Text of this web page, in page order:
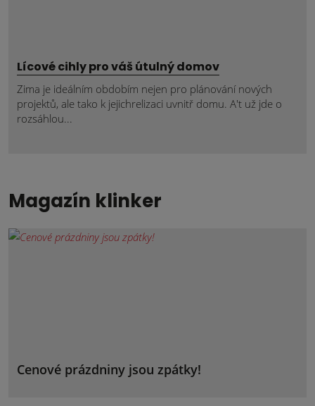
Lícové cihly pro váš útulný domov
Zima je ideálním obdobím nejen pro plánování nových
projektů, ale tako k jejichrelizaci uvnitř domu. A't už jde o
rozsáhlou...
Magazín klinker
Cenové prázdniny jsou zpátky!